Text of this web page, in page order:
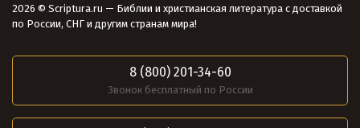
2026 © Scriptura.ru — Библии и христианская литература с доставкой
по России, СНГ и другим странам мира!
8 (800) 201-34-60
Звонок бесплатный по России